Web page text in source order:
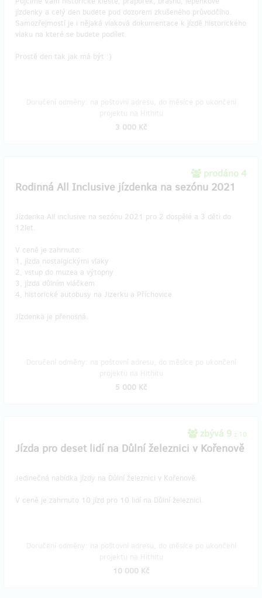
jízdenky a celý den budete pod dozorem zkušeného průvodčího.
Samozřejmostí je i nějaká vlaková dokumentace k jízdě historického
vlaku na které se budete podílet.
Prostě den tak jak má být :)
3 000 Kč
prodáno 4
Rodinná All Inclusive jízdenka na sezónu 2021
Jízdenka All inclusive na sezónu 2021 pro 2 dospělé a 3 děti do
12let.
V ceně je zahrnuto:
1, jízda nostalgickými vlaky
2, vstup do muzea a výtopny
3, jízda důlním vláčkem
4, historické autobusy na Jizerku a Příchovice
Jízdenka je přenosná.
5 000 Kč
zbývá 9 z 10
Jízda pro deset lidí na Důlní železnici v Kořenově
Jedinečná nabídka jízdy na Důlní železnici v Kořenově.
V ceně je zahrnuto 10 jízd pro 10 lidí na Důlní železnici.
10 000 Kč